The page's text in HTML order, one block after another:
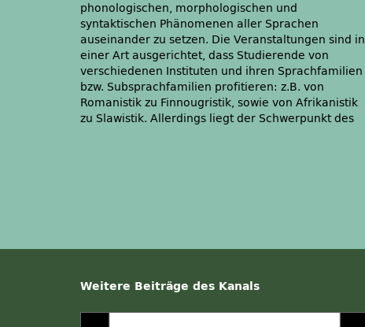
phonologischen, morphologischen und
syntaktischen Phänomenen aller Sprachen
auseinander zu setzen. Die Veranstaltungen sind in
einer Art ausgerichtet, dass Studierende von
verschiedenen Instituten und ihren Sprachfamilien
bzw. Subsprachfamilien profitieren: z.B. von
Romanistik zu Finnougristik, sowie von Afrikanistik
zu Slawistik. Allerdings liegt der Schwerpunkt des
Weitere Beiträge des Kanals